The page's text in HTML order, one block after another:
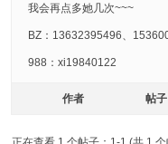
我会再点多她几次~~~
BZ：13632395496、
988：xi19840122
作者 帖子